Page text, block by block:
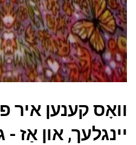
וואָס קענען איר
יינגלעך, און אַז -